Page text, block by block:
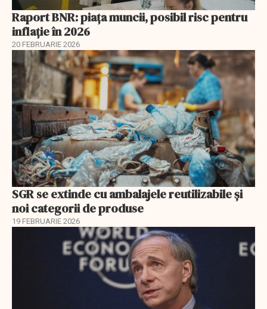
Raport BNR: piața muncii, posibil risc pentru
inflație în 2026
20 FEBRUARIE 2026
SGR se extinde cu ambalajele reutilizabile și
noi categorii de produse
19 FEBRUARIE 2026